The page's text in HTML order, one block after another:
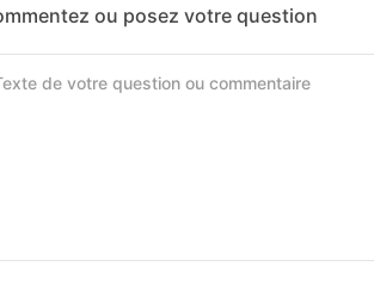
ou posez votre question